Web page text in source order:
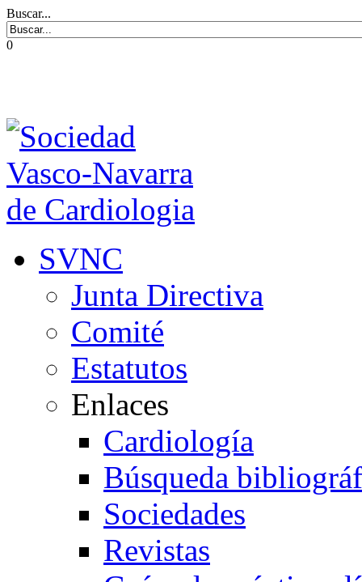
Buscar...
0
SVNC
Junta Directiva
Comité
Estatutos
Enlaces
Cardiología
Búsqueda
Sociedades
Revistas